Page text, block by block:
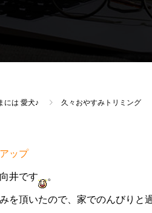
には 愛犬♪ 久々おやすみトリミング
井です 。
を頂いたので、家でのんびりと